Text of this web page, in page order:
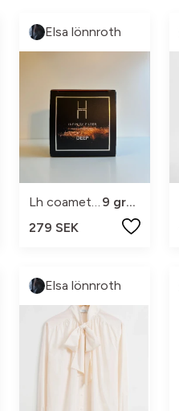
Elsa lönnroth
9 gram
279 SEK
Elsa lönnroth